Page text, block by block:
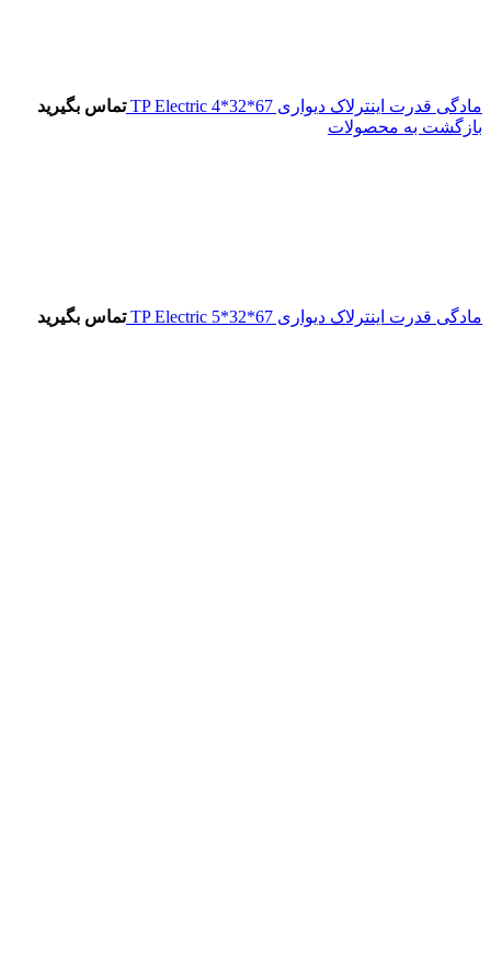
مادگی قدرت اینترلاک دیواری 67*32*4 TP Electric
تماس بگیرید
بازگشت به محصولات
مادگی قدرت اینترلاک دیواری 67*32*5 TP Electric تماس بگیرید